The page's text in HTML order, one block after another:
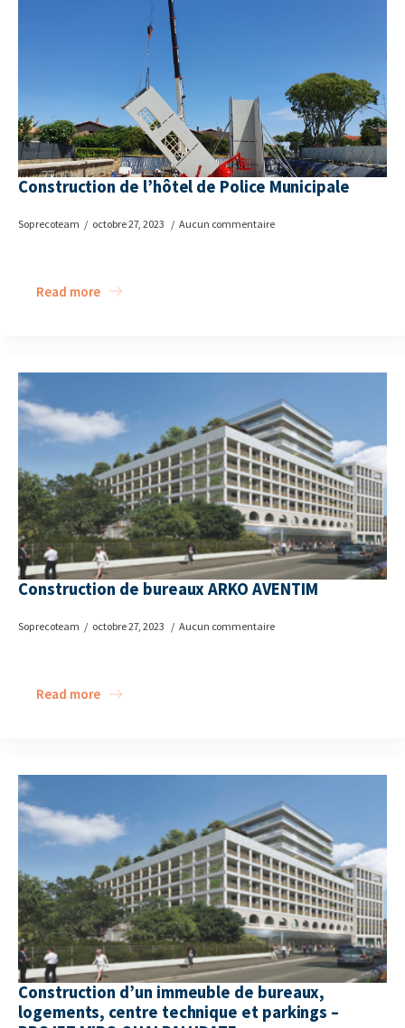
Construction de l’hôtel de Police Municipale
Soprecoteam octobre 27, 2023 Aucun commentaire
Read more
Construction de bureaux ARKO AVENTIM
Soprecoteam octobre 27, 2023 Aucun commentaire
Read more
Construction d’un immeuble de bureaux,
logements, centre technique et parkings –